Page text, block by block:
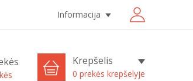
Informacija
Krepšelis
0 prekės krepšelyje